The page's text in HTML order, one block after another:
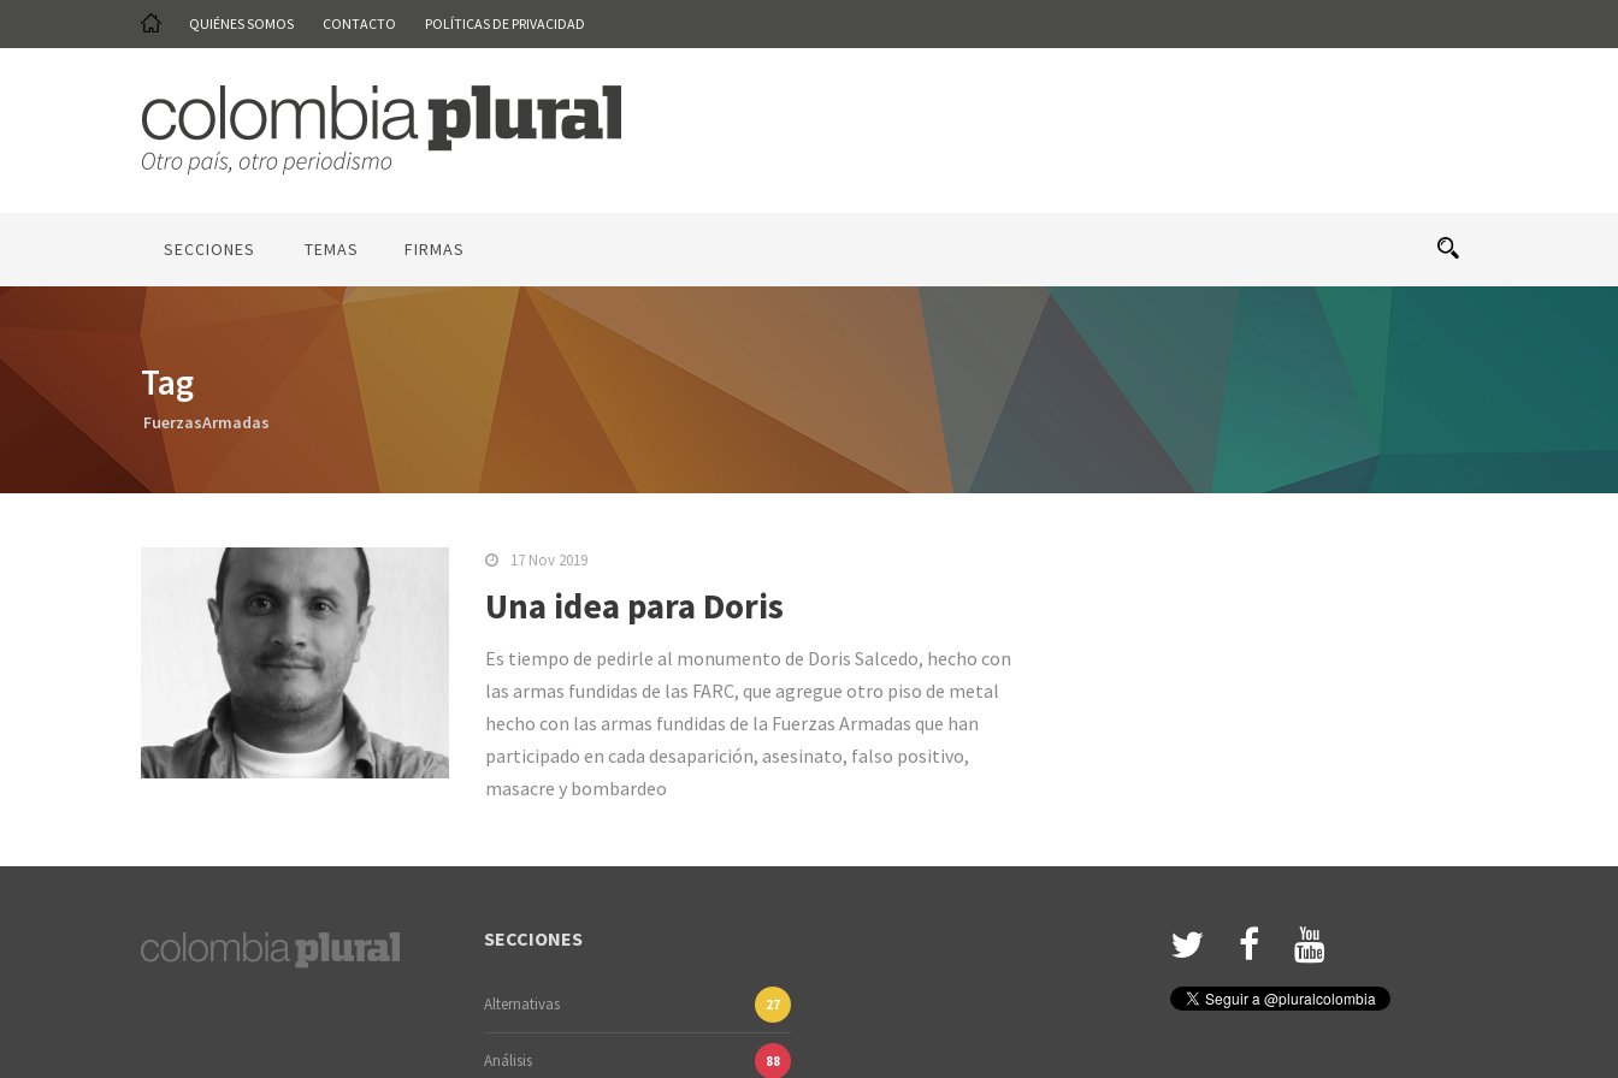
QUIÉNES SOMOS CONTACTO POLÍTICAS DE PRIVACIDAD
SECCIONES TEMAS FIRMAS
Tag
FuerzasArmadas
17 Nov 2019
Una idea para Doris
Es tiempo de pedirle al monumento de Doris Salcedo, hecho con
las armas fundidas de las FARC, que agregue otro piso de metal
hecho con las armas fundidas de la Fuerzas Armadas que han
participado en cada desaparición, asesinato, falso positivo,
masacre y bombardeo
SECCIONES
Alternativas 27
Análisis 88